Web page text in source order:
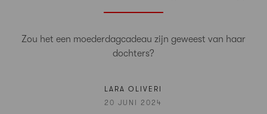
Zou het een moederdagcadeau zijn geweest van haar
dochters?
LARA OLIVERI
20 JUNI 2024